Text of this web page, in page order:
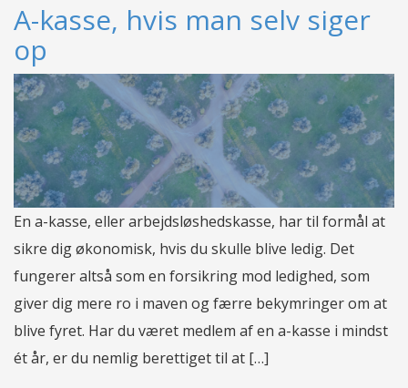
A-kasse, hvis man selv siger
op
En a-kasse, eller arbejdsløshedskasse, har til formål at
sikre dig økonomisk, hvis du skulle blive ledig. Det
fungerer altså som en forsikring mod ledighed, som
giver dig mere ro i maven og færre bekymringer om at
blive fyret. Har du været medlem af en a-kasse i mindst
ét år, er du nemlig berettiget til at […]